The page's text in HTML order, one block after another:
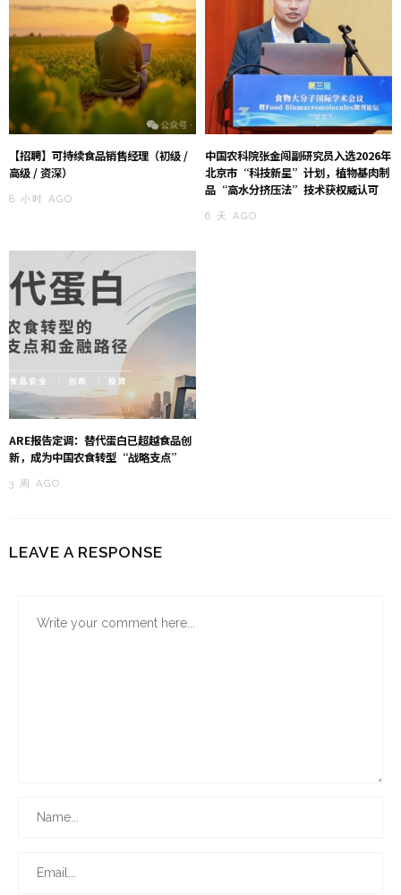
【招聘】可持续食品销售经理（初级 /
高级 / 资深）
8 小时 AGO
中国农科院张金闯副研究员入选2026年
北京市“科技新星”计划，植物基肉制
品“高水分挤压法”技术获权威认可
6 天 AGO
ARE报告定调：替代蛋白已超越食品创
新，成为中国农食转型“战略支点”
3 周 AGO
LEAVE A RESPONSE